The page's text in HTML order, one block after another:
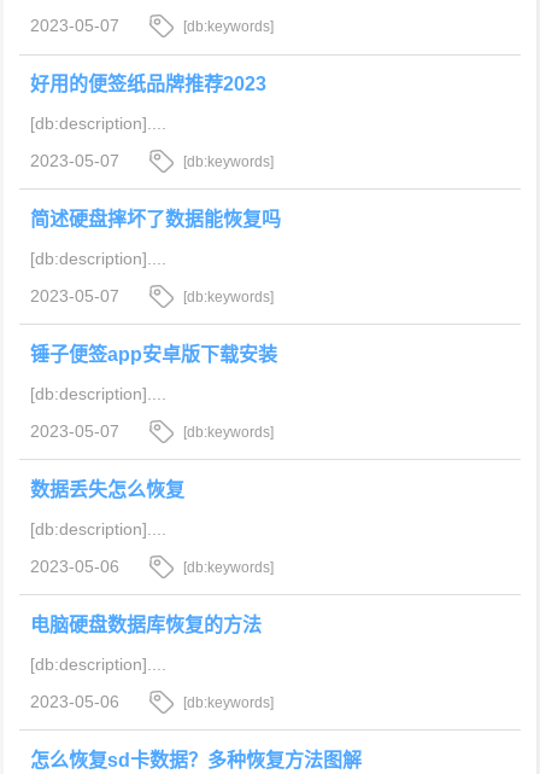
2023-05-07 [db:keywords]
好用的便签纸品牌推荐2023
[db:description]....
2023-05-07
[db:keywords]
简述硬盘摔坏了数据能恢复吗
[db:description]....
2023-05-07
[db:keywords]
锤子便签app安卓版下载安装
[db:description]....
2023-05-07
[db:keywords]
数据丢失怎么恢复
[db:description]....
2023-05-06
[db:keywords]
电脑硬盘数据库恢复的方法
[db:description]....
2023-05-06
[db:keywords]
怎么恢复sd卡数据？多种恢复方法图解